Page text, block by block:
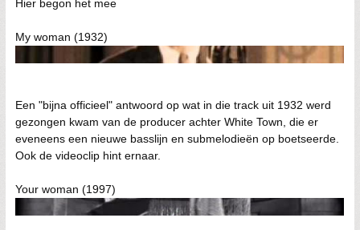
Hier begon het mee
My woman (1932)
Een "bijna officieel" antwoord op wat in die track uit 1932 werd
gezongen kwam van de producer achter White Town, die er
eveneens een nieuwe basslijn en submelodieën op boetseerde.
Ook de videoclip hint ernaar.
Your woman (1997)